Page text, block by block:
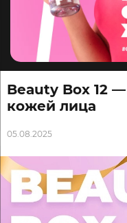
Beauty Box 12
кожей лица
05.08.2025